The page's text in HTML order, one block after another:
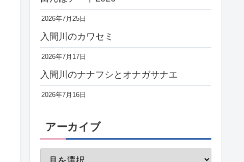
2026年7月25日
入間川のカワセミ
2026年7月17日
入間川のナナフシとオナガサナエ
2026年7月16日
アーカイブ